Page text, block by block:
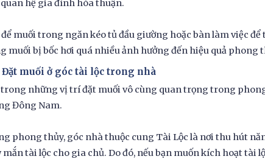
hệ gia đình hòa thuận.
để muối trong ngăn kéo tủ đầu giường hoặc bàn làm việc
muối bị bốc hơi quá nhiều ảnh hưởng đến hiệu quả phong
Đặt muối ở góc tài lộc trong nhà
những vị trí đặt muối vô cùng quan trọng trong
Đông Nam.
phong thủy, góc nhà thuộc cung Tài Lộc là nơi thu hút
mắn tài lộc cho gia chủ. Do đó, nếu bạn muốn kích hoạt tài